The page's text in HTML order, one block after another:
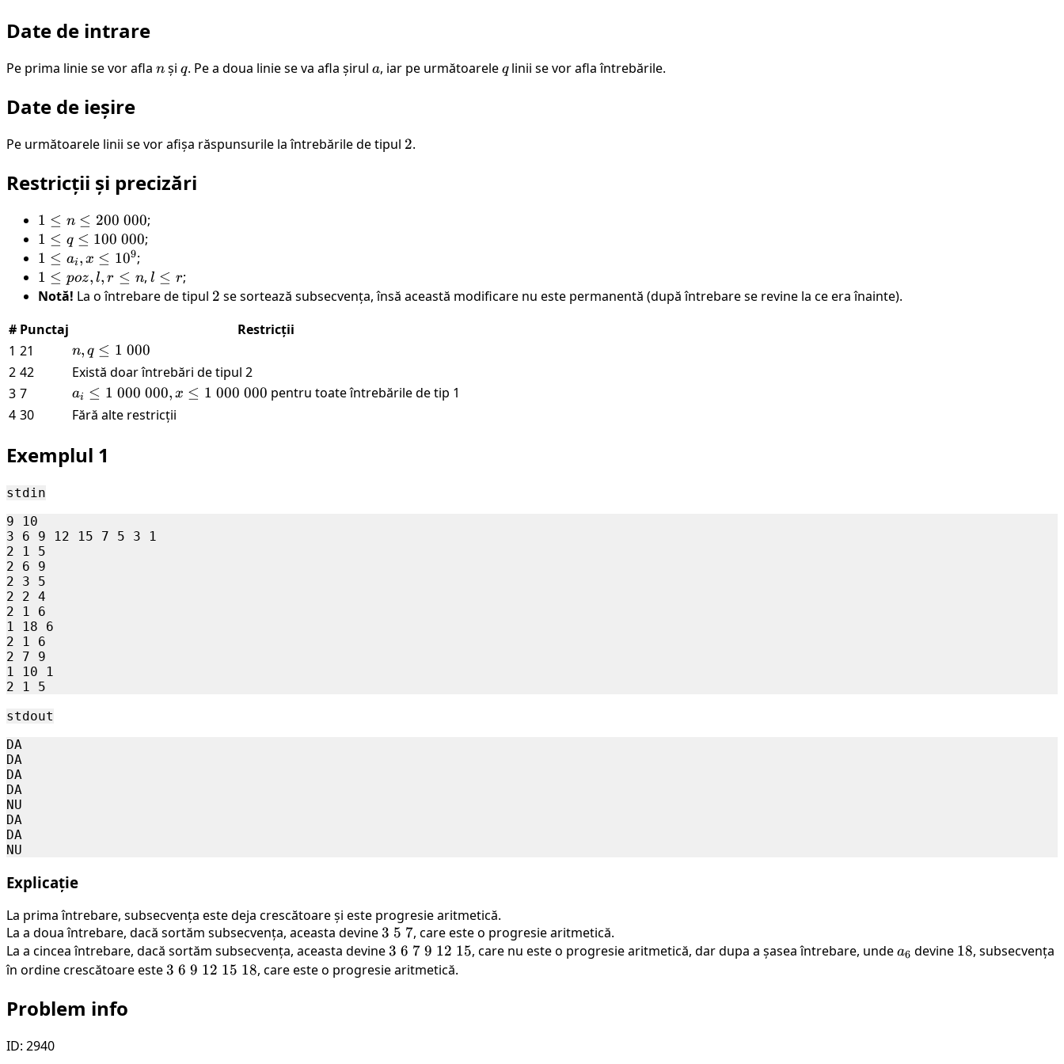
Date de intrare
Pe prima linie se vor afla n
n și q
q. Pe a doua linie se va afla șirul a
a, iar pe următoareleq
qlinii se vor afla întrebările.
Date de ieșire
Pe următoarele linii se vor afișa răspunsurile la întrebările de tipul 2
2.
Restricții și precizări
1
\leq
n
\leq
200
000
1 ≤ n ≤ 200 000;
1
\leq
q
\leq
\
1 ≤ q ≤ 100 000;
1
\leq
a_i,
\leq
1 ≤ ai , x ≤ 109;
1
\leq
l, r
1 ≤ poz, l, r ≤ n, l
\leq
l ≤ r;
Notă! La o întrebare de tipul 2
2 se sortează subsecvența, însă această modificare nu este permanentă (după întrebare se revine la ce era înainte).
# Punctaj
Restricții
1 21
n, q
\leq
1 \
000
n, q ≤ 1 000
2 42
Există doar întrebări de tipul 2
3 7
a_i
\leq
000
\
1 \
ai ≤ 1 000 000, x ≤ 1 000 000 pentru toate întrebările de tip 1
4 30 Fără alte restricții
Exemplul 1
stdin
9 10
3 6 9 12 15 7 5 3 1
2 1 5
2 6 9
2 3 5
2 2 4
2 1 6
1 18 6
2 1 6
2 7 9
1 10 1
stdout
DA
DA
DA
DA
NU
DA
DA
Explicație
La prima întrebare, subsecvența este deja crescătoare și este progresie aritmetică.
La a doua întrebare, dacă sortăm subsecvența, aceasta devine3
\
5
3 5 7, care este o progresie aritmetică.
La a cincea întrebare, dacă sortăm subsecvența, aceasta devine3
\
3 6 7 9 12 15, care nu este o progresie aritmetică, dar dupa a șasea întrebare, undea_6
a6 devine 18
18, subsecvența
în ordine crescătoare este3
3 6 9 12 15 18, care este o progresie aritmetică.
Problem info
ID: 2940